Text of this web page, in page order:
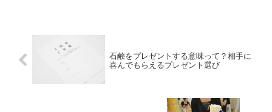
石鹸をプレゼントする意味って？相手に
喜んでもらえるプレゼント選び